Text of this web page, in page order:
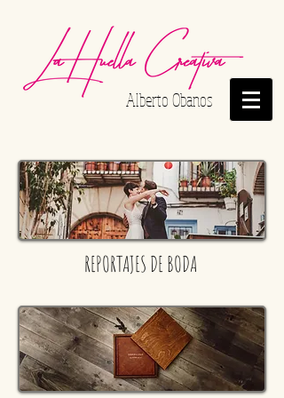
Alberto Obanos
REPORTAJES DE BODA